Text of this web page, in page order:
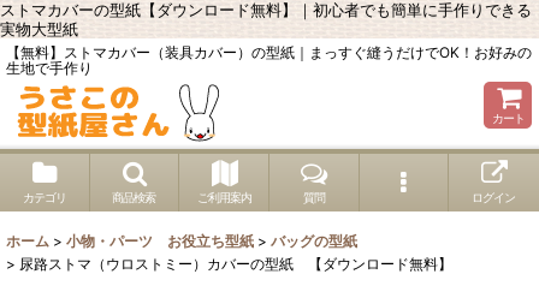
ストマカバーの型紙【ダウンロード無料】｜初心者でも簡単に手作りできる
実物大型紙
【無料】ストマカバー（装具カバー）の型紙｜まっすぐ縫うだけでOK！お好みの
生地で手作り
カート
カテゴリ 商品検索 ご利用案内 質問 ログイン
ホーム > 小物・パーツ お役立ち型紙 > バッグの型紙
> 尿路ストマ（ウロストミー）カバーの型紙 【ダウンロード無料】